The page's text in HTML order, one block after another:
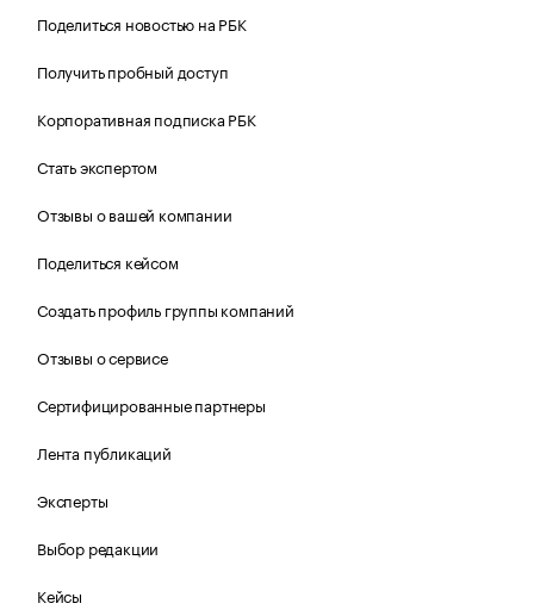
Поделиться новостью на РБК
Получить пробный доступ
Корпоративная подписка РБК
Стать экспертом
Отзывы о вашей компании
Поделиться кейсом
Создать профиль группы компаний
Отзывы о сервисе
Сертифицированные партнеры
Лента публикаций
Эксперты
Выбор редакции
Кейсы